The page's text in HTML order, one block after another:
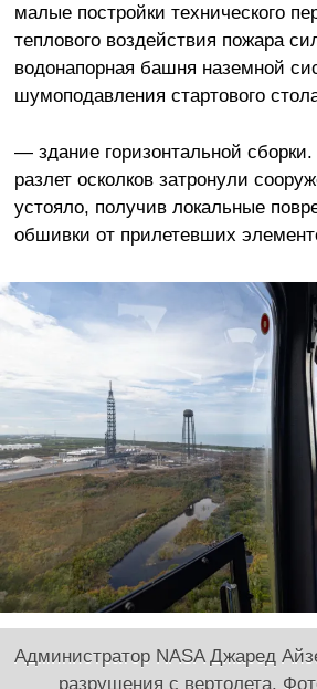
малые постройки технического
теплового воздействия пожара
водонапорная башня наземной
шумоподавления стартового
— здание горизонтальной
разлет осколков затронули
устояло, получив локальные
обшивки от прилетевших
Администратор NASA Джаред
разрушения с вертолета.